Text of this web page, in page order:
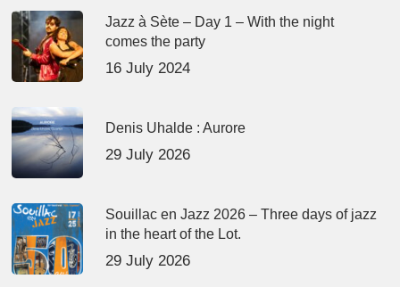
Jazz à Sète – Day 1 – With the night
comes the party
16 July 2024
Denis Uhalde : Aurore
29 July 2026
Souillac en Jazz 2026 – Three days of jazz
in the heart of the Lot.
29 July 2026